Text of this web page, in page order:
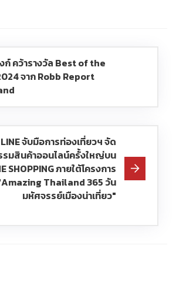
ก์ คว้ารางวัล Best of the
จาก Robb Report
LINE จับมือการท่องเที่ยวฯ จัด
รมสินค้าออนไลน์ครั้งใหญ่บน
SHOPPING ภายใต้โครงการ
Thailand 365 วัน
มหัศจรรย์เมืองน่าเที่ยว"